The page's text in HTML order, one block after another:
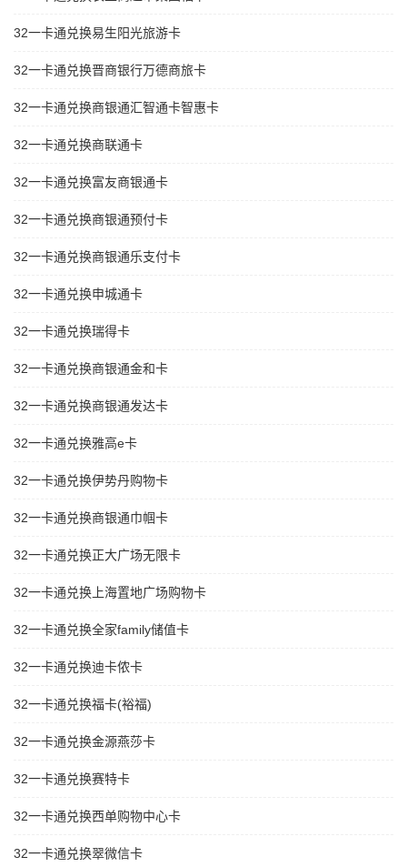
32一卡通兑换易生阳光旅游卡
32一卡通兑换晋商银行万德商旅卡
32一卡通兑换商银通汇智通卡智惠卡
32一卡通兑换商联通卡
32一卡通兑换富友商银通卡
32一卡通兑换商银通预付卡
32一卡通兑换商银通乐支付卡
32一卡通兑换申城通卡
32一卡通兑换瑞得卡
32一卡通兑换商银通金和卡
32一卡通兑换商银通发达卡
32一卡通兑换雅高e卡
32一卡通兑换伊势丹购物卡
32一卡通兑换商银通巾帼卡
32一卡通兑换正大广场无限卡
32一卡通兑换上海置地广场购物卡
32一卡通兑换全家family储值卡
32一卡通兑换迪卡侬卡
32一卡通兑换福卡(裕福)
32一卡通兑换金源燕莎卡
32一卡通兑换赛特卡
32一卡通兑换西单购物中心卡
32一卡通兑换翠微信卡